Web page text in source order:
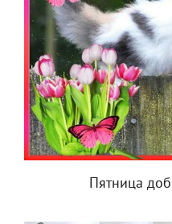
Пятница